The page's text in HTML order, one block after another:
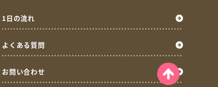
1日の流れ
よくある質問
お問い合わせ